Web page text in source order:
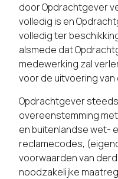
door Opdrachtgever
volledig is en
volledig ter
alsmede dat
medewerking zal
voor de uitvoering
Opdrachtgever
overeenstemming
en buitenlandse wet-
reclamecodes,
voorwaarden van
noodzakelijke